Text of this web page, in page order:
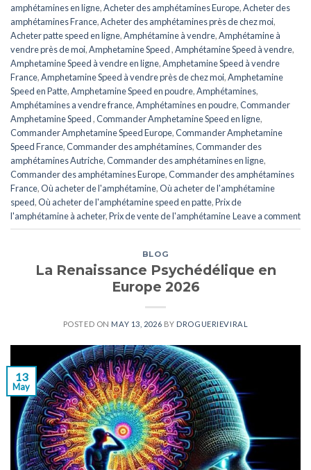
amphétamines en ligne,Acheter des amphétamines Europe,Acheter des
amphétamines France,Acheter des amphétamines près de chez moi,
Acheter patte speed en ligne,Amphétamine à vendre,Amphétamine à
vendre près de moi,Amphetamine Speed ​​​​,Amphétamine Speed ​​​​à vendre,
Amphetamine Speed ​​​​à vendre en ligne,Amphetamine Speed ​​​​à vendre
France,Amphetamine Speed à vendre près de chez moi,Amphetamine
Speed en ​​​​Patte,Amphetamine Speed en poudre,Amphétamines,
Amphétamines a vendre france,Amphétamines en poudre,Commander
Amphetamine Speed ​​​​,Commander Amphetamine Speed ​​​​en ligne,
Commander Amphetamine Speed ​​​Europe,Commander Amphetamine
Speed ​​France,Commander des amphétamines,Commander des
amphétamines Autriche,Commander des amphétamines en ligne,
Commander des amphétamines Europe,Commander des amphétamines
France,Où acheter de l'amphétamine,Où acheter de l'amphétamine
speed,Où acheter de l'amphétamine speed en patte,Prix de
l'amphétamine à acheter,Prix de vente de l'amphétamineLeave a comment
BLOG
La Renaissance Psychédélique en
Europe 2026
POSTED ON MAY 13, 2026 BY DROGUERIEVIRAL
13
May